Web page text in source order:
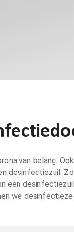
van belang.
desinfectiezuil.
een
we